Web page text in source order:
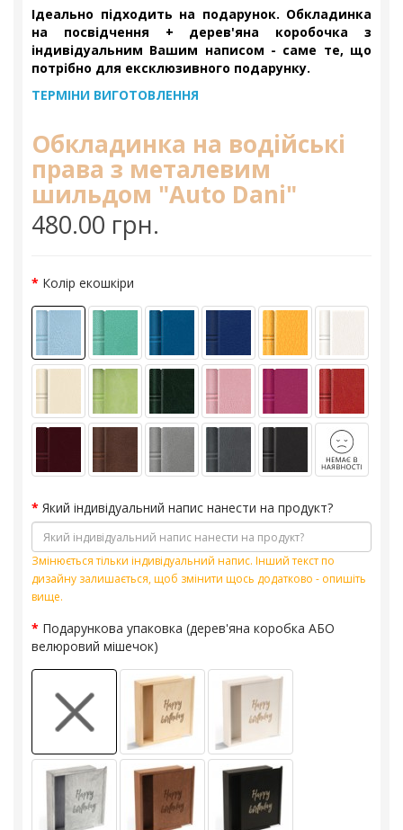
Ідеально підходить на подарунок. Обкладинка
на посвідчення + дерев'яна коробочка з
індивідуальним Вашим написом - саме те, що
потрібно для ексклюзивного подарунку.
ТЕРМІНИ ВИГОТОВЛЕННЯ
Обкладинка на водійські
права з металевим
шильдом "Auto Dani"
480.00 грн.
Колір екошкіри
Який індивідуальний напис нанести на продукт?
Змінюється тільки індивідуальний напис. Інший текст по
дизайну залишається, щоб змінити щось додатково - опишіть
вище.
Подарункова упаковка (дерев'яна коробка АБО
велюровий мішечок)